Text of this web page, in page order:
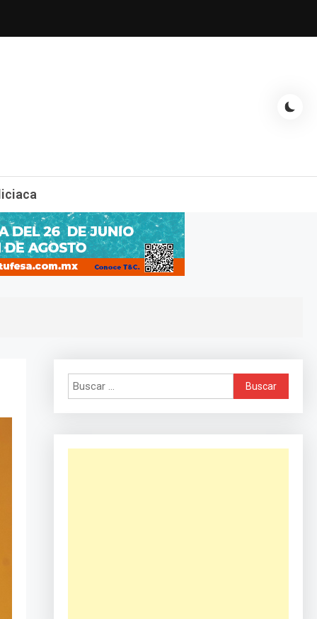
entrevistas con famosos, showbizz, podcast, chismes y
Buscar: